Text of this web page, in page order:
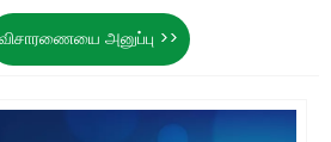
விசாரணையை அனுப்பு >>